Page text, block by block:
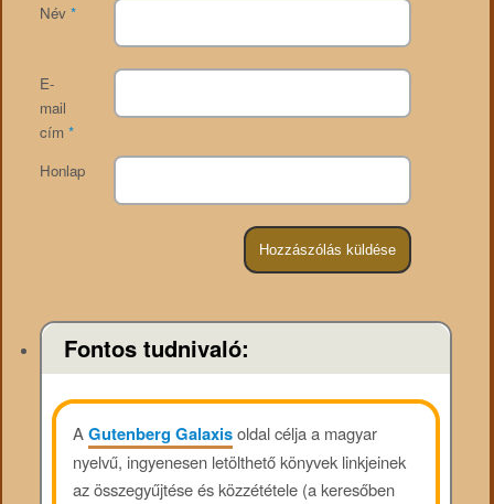
Név *
E-
mail
cím *
Honlap
Fontos tudnivaló:
AGutenberg Galaxisoldal célja a magyar
nyelvű, ingyenesen letölthető könyvek linkjeinek
az összegyűjtése és közzététele (a keresőben